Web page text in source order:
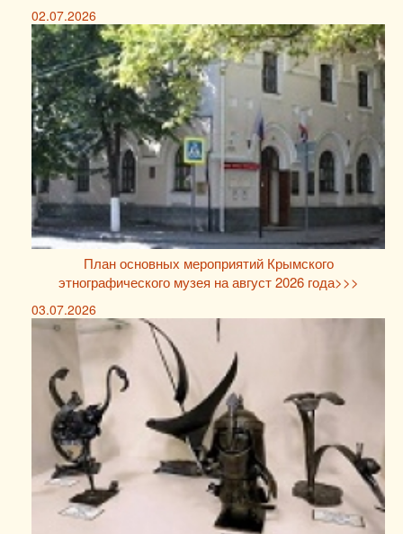
02.07.2026
План основных мероприятий Крымского
этнографического музея на август 2026 года>>>
03.07.2026